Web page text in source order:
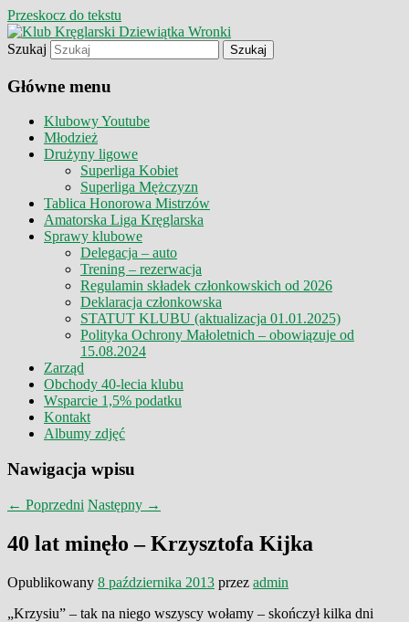
Przeskocz do tekstu
Klub Kręglarski Dziewiątka
Wronki
Klub Kręglarski Dziewiątka Wronki
Szukaj
Główne menu
Klubowy Youtube
Młodzież
Drużyny ligowe
Superliga Kobiet
Superliga Mężczyzn
Tablica Honorowa Mistrzów
Amatorska Liga Kręglarska
Sprawy klubowe
Delegacja – auto
Trening – rezerwacja
Regulamin składek członkowskich od 2026
Deklaracja członkowska
STATUT KLUBU (aktualizacja 01.01.2025)
Polityka Ochrony Małoletnich – obowiązuje od
15.08.2024
Zarząd
Obchody 40-lecia klubu
Wsparcie 1,5% podatku
Kontakt
Albumy zdjęć
Nawigacja wpisu
← Poprzedni Następny →
40 lat minęło – Krzysztofa Kijka
Opublikowany 8 października 2013 przez admin
„Krzysiu” – tak na niego wszyscy wołamy – skończył kilka dni